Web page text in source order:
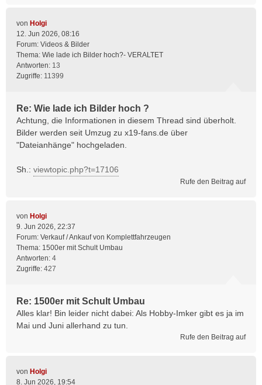
von Holgi
12. Jun 2026, 08:16
Forum: Videos & Bilder
Thema: Wie lade ich Bilder hoch?- VERALTET
Antworten: 13
Zugriffe: 11399
Re: Wie lade ich Bilder hoch ?
Achtung, die Informationen in diesem Thread sind überholt.
Bilder werden seit Umzug zu x19-fans.de über
"Dateianhänge" hochgeladen.
Sh.: viewtopic.php?t=17106
Rufe den Beitrag auf
von Holgi
9. Jun 2026, 22:37
Forum: Verkauf / Ankauf von Komplettfahrzeugen
Thema: 1500er mit Schult Umbau
Antworten: 4
Zugriffe: 427
Re: 1500er mit Schult Umbau
Alles klar! Bin leider nicht dabei: Als Hobby-Imker gibt es ja im
Mai und Juni allerhand zu tun.
Rufe den Beitrag auf
von Holgi
8. Jun 2026, 19:54